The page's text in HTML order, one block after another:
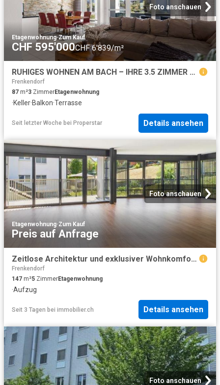
Foto anschauen
Etagenwohnung·Zum Kauf
CHF 595'000CHF 6'839/m²
RUHIGES WOHNEN AM BACH – IHRE 3.5 ZIMMER OASE IN SISSACH
Frenkendorf
87 m²3 ZimmerEtagenwohnung
·Keller·Balkon·Terrasse
Seit letzter Woche bei Properstar Details ansehen
Foto anschauen
Etagenwohnung·Zum Kauf
Preis auf Anfrage
Zeitlose Architektur und exklusiver Wohnkomfort in Magden
Frenkendorf
147 m²5 ZimmerEtagenwohnung
·Aufzug
Seit 3 Tagen bei immobilier.ch Details ansehen
Foto anschauen